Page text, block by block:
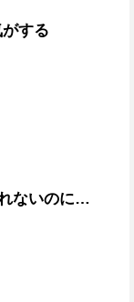
する
ないのに…